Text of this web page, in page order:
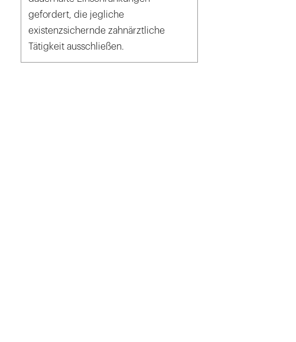
gefordert, die jegliche
existenzsichernde zahnärztliche
Tätigkeit ausschließen.